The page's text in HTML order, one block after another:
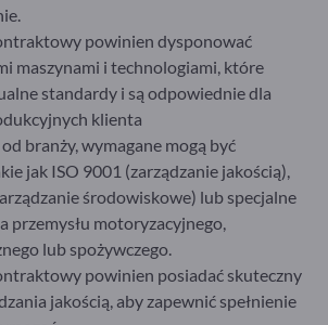
powinien dysponować
maszynami i technologiami, które
standardy i są odpowiednie dla
klienta
branży, wymagane mogą być
jak ISO 9001 (zarządzanie jakością),
środowiskowe) lub specjalne
przemysłu motoryzacyjnego,
lub spożywczego.
powinien posiadać skuteczny
jakością, aby zapewnić spełnienie